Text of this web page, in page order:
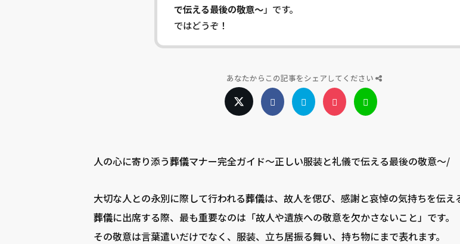
で伝える最後の敬意〜」です。
ではどうぞ！
あなたからこの記事をシェアしてください
人の心に寄り添う葬儀マナー完全ガイド〜正しい服装と礼儀で伝える最後の敬意〜/
大切な人との永別に際して行われる葬儀は、故人を偲び、感謝と哀悼の気持ちを伝え
葬儀に出席する際、最も重要なのは「故人や遺族への敬意を欠かさないこと」です。
その敬意は言葉遣いだけでなく、服装、立ち居振る舞い、持ち物にまで表れます。